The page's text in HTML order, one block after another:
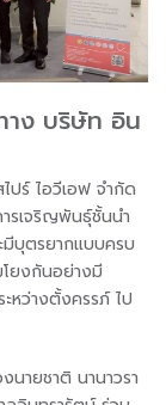
าง บริษัท อิน
ปร์ ไอวีเอฟ จำกัด
รเจริญพันธุ์ชั้นนำ
มีบุตรยากแบบครบ
ยงกันอย่างมี
หว่างตั้งครรภ์ ไป
ายชาติ นานาวรา